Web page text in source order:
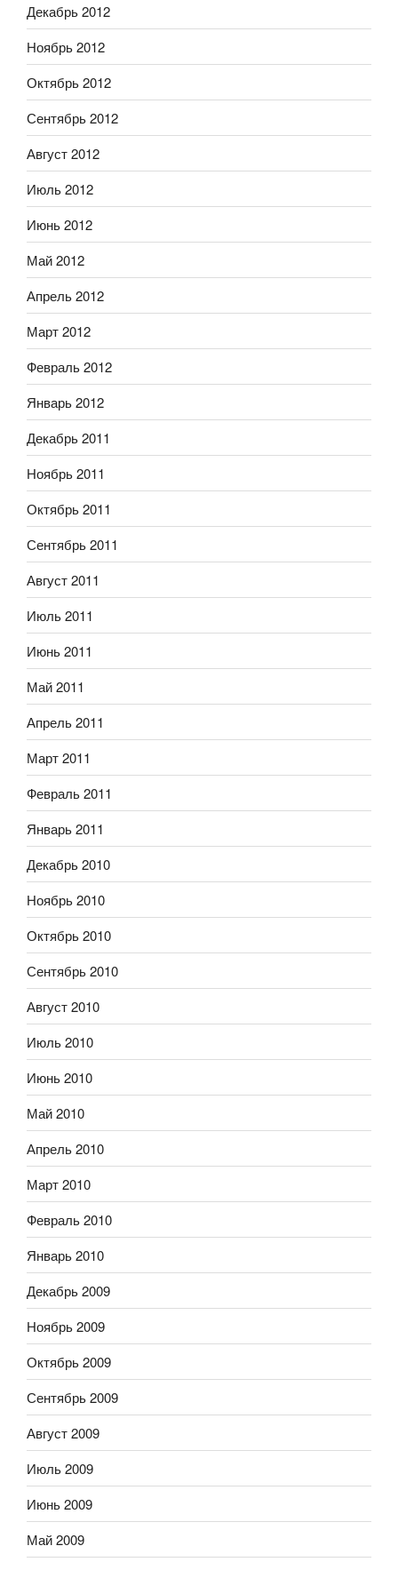
Декабрь 2012
Ноябрь 2012
Октябрь 2012
Сентябрь 2012
Август 2012
Июль 2012
Июнь 2012
Май 2012
Апрель 2012
Март 2012
Февраль 2012
Январь 2012
Декабрь 2011
Ноябрь 2011
Октябрь 2011
Сентябрь 2011
Август 2011
Июль 2011
Июнь 2011
Май 2011
Апрель 2011
Март 2011
Февраль 2011
Январь 2011
Декабрь 2010
Ноябрь 2010
Октябрь 2010
Сентябрь 2010
Август 2010
Июль 2010
Июнь 2010
Май 2010
Апрель 2010
Март 2010
Февраль 2010
Январь 2010
Декабрь 2009
Ноябрь 2009
Октябрь 2009
Сентябрь 2009
Август 2009
Июль 2009
Июнь 2009
Май 2009